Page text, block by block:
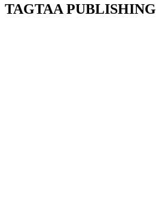
TAGTAA PUBLISHING